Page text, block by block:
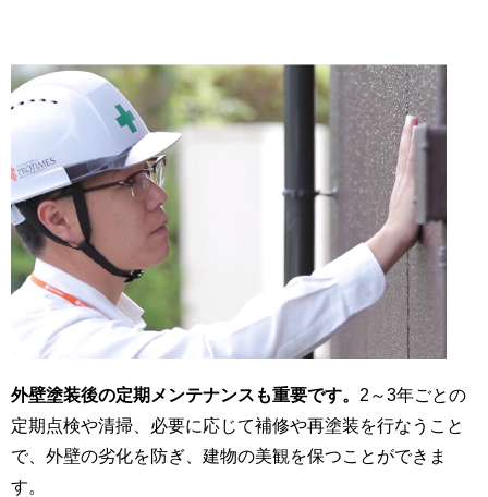
外壁塗装後の定期メンテナンスも重要です。 2～3年ごとの
定期点検や清掃、必要に応じて補修や再塗装を行なうこと
で、外壁の劣化を防ぎ、建物の美観を保つことができま
す。